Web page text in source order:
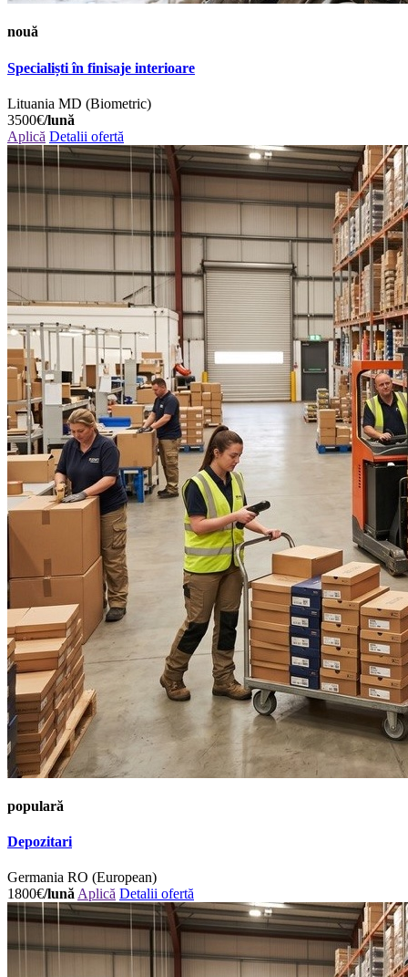
nouă
Specialiști în finisaje interioare
Lituania MD (Biometric)
3500€/lună
Aplică Detalii ofertă
populară
Depozitari
Germania RO (European)
1800€/lunăAplică Detalii ofertă